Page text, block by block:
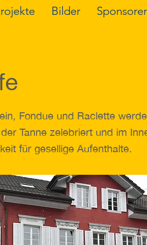
Bilder
Fondue und Raclette
Tanne zelebriert und im
für gesellige Aufenthalte.